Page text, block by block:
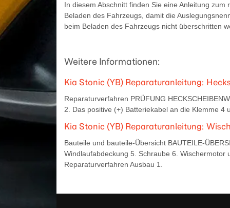
In diesem Abschnitt finden Sie eine Anleitung zum
Beladen des Fahrzeugs, damit die
beim Beladen des Fahrzeugs nicht überschritten
Weitere Informationen:
Kia Stonic (YB) Reparaturanleitung:
Reparaturverfahren PRÜFUNG
2. Das positive (+) Batteriekabel an die Klemme 4
Kia Stonic (YB) Reparaturanleitung:
Bauteile und bauteile-Übersicht BAUTEILE-
Windlaufabdeckung 5. Schraube 6.
Reparaturverfahren Ausbau 1.